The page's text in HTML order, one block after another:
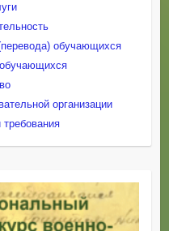
обучающихся
организации